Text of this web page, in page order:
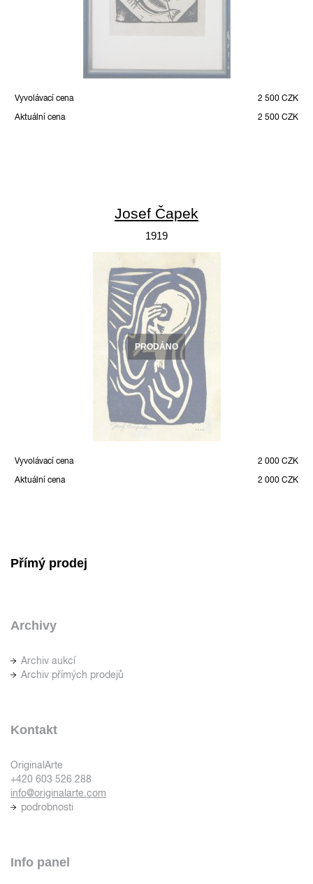
Vyvolávací cena
2 500 CZK
Aktuální cena
2 500 CZK
Josef Čapek
1919
PRODÁNO
Vyvolávací cena
2 000 CZK
Aktuální cena
2 000 CZK
Přímý prodej
Archivy
Archiv aukcí
Archiv přímých prodejů
Kontakt
OriginalArte
+420 603 526 288
info@originalarte.com
podrobnosti
Info panel